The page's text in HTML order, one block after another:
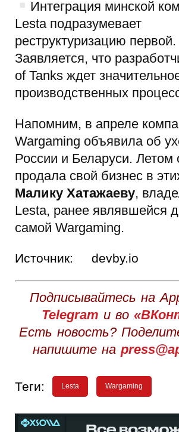
Интеграция минской
Lesta подразумевает
реструктуризацию первой.
Заявляется, что
of Tanks ждет
производственных
Напомним, в апреле
Wargaming объявила об
России и Беларуси. Летом
продала свой бизнес в
Малику Хатажаеву,
Lesta, ранее являвшейся
самой Wargaming.
Источник: devby.io
Подписывайтесь на
Telegram и во
Есть новость?
напишите на
Теги: Lesta Wargaming